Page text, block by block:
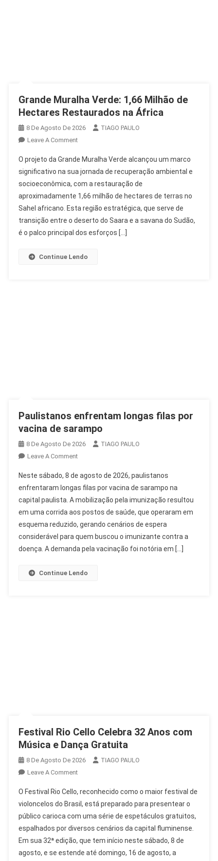
Grande Muralha Verde: 1,66 Milhão de
Hectares Restaurados na África
8 De Agosto De 2026
TIAGO PAULO
Leave A CommentOn
Muralha
Verde:
1,66
Milhão
De
Hectares
Restaurados
O projeto da Grande Muralha Verde alcançou um marco
significativo na sua jornada de recuperação ambiental e
socioeconômica, com a restauração de
aproximadamente 1,66 milhão de hectares de terras no
Sahel africano. Esta região estratégica, que serve de
transição entre o deserto do Saara e a savana do Sudão,
é o palco principal dos esforços […]
Continue Lendo
Paulistanos enfrentam longas filas por
vacina de sarampo
8 De Agosto De 2026
TIAGO PAULO
Leave A CommentOn
Enfrentam
Longas
Filas
Por
Vacina
De
Sarampo
Neste sábado, 8 de agosto de 2026, paulistanos
enfrentaram longas filas por vacina de sarampo na
capital paulista. A mobilização pela imunização resultou
em uma corrida aos postos de saúde, que operaram em
esquema reduzido, gerando cenários de espera
considerável para quem buscou o imunizante contra a
doença. A demanda pela vacinação foi notória em […]
Continue Lendo
Festival Rio Cello Celebra 32 Anos com
Música e Dança Gratuita
8 De Agosto De 2026
TIAGO PAULO
Leave A CommentOn
Rio
Cello
Celebra
32
Anos
Com
O Festival Rio Cello, reconhecido como o maior festival de
violoncelos do Brasil, está preparado para presentear o
público carioca com uma série de espetáculos gratuitos,
espalhados por diversos cenários da capital fluminense.
Em sua 32ª edição, que tem início neste sábado, 8 de
agosto, e se estende até domingo, 16 de agosto, a